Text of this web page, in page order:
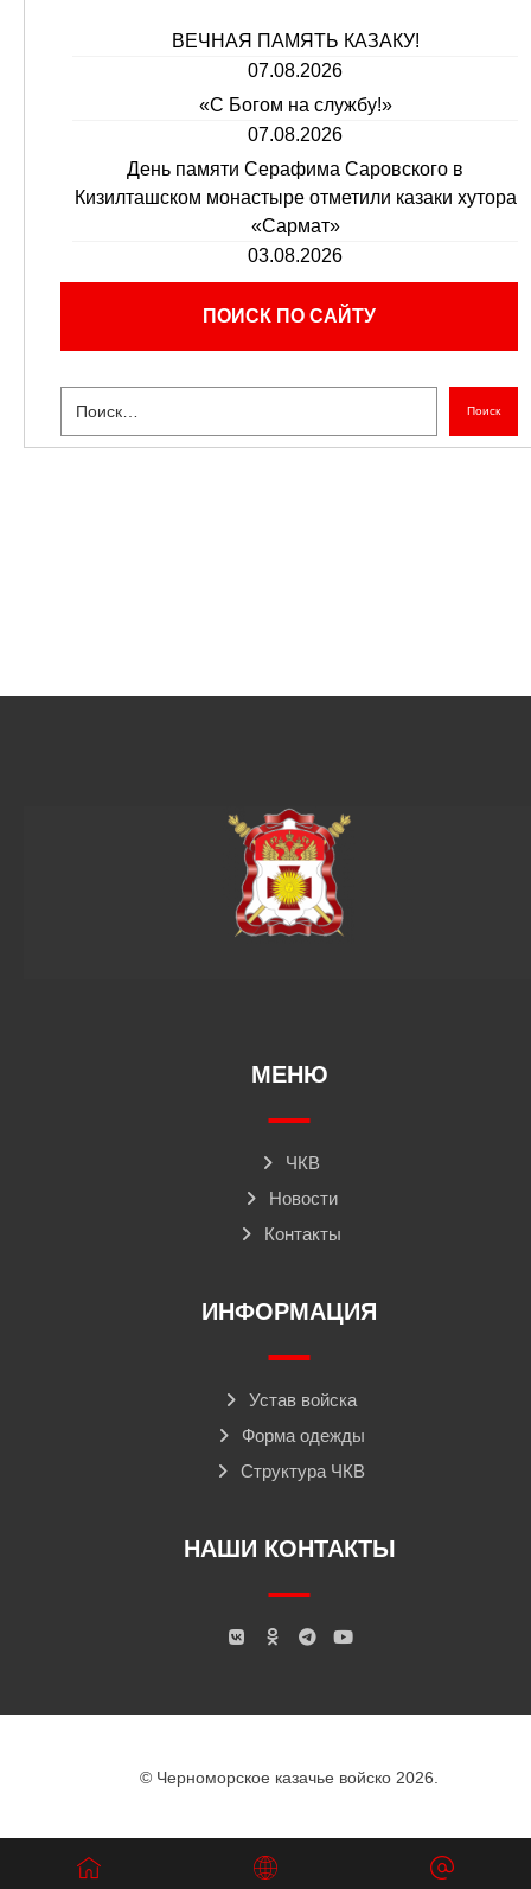
ВЕЧНАЯ ПАМЯТЬ КАЗАКУ!
07.08.2026
«С Богом на службу!»
07.08.2026
День памяти Серафима Саровского в
Кизилташском монастыре отметили казаки хутора
«Сармат»
03.08.2026
ПОИСК ПО САЙТУ
Поиск
МЕНЮ
ЧКВ
Новости
Контакты
ИНФОРМАЦИЯ
Устав войска
Форма одежды
Структура ЧКВ
НАШИ КОНТАКТЫ
© Черноморское казачье войско 2026.